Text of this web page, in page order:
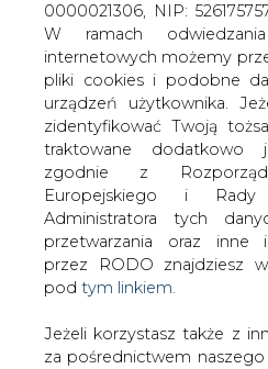
WŁĄCZ
0000021306, NIP:
W ramach
internetowych możemy
pliki cookies i podobne
urządzeń użytkownika.
zidentyfikować Twoją
traktowane dodatkowo
zgodnie z
Europejskiego i Rady
Administratora tych
przetwarzania oraz inne
przez RODO znajdziesz
pod tym linkiem.
Jeżeli korzystasz także z
za pośrednictwem